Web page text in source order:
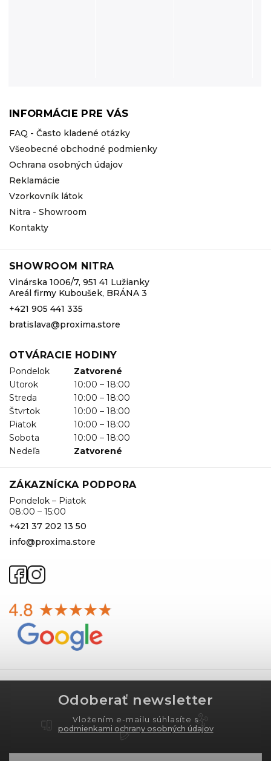
INFORMÁCIE PRE VÁS
FAQ - Často kladené otázky
Všeobecné obchodné podmienky
Ochrana osobných údajov
Reklamácie
Vzorkovník látok
Nitra - Showroom
Kontakty
SHOWROOM NITRA
Vinárska 1006/7, 951 41 Lužianky
Areál firmy Kuboušek, BRÁNA 3
+421 905 441 335
bratislava@proxima.store
OTVÁRACIE HODINY
Pondelok
Zatvorené
Utorok
10:00 – 18:00
Streda
10:00 – 18:00
Štvrtok
10:00 – 18:00
Piatok
10:00 – 18:00
Sobota
10:00 – 18:00
Nedeľa
Zatvorené
ZÁKAZNÍCKA PODPORA
Pondelok – Piatok
08:00 – 15:00
+421 37 202 13 50
info@proxima.store
Odoberať newsletter
Vložením e-mailu súhlasíte s
podmienkami ochrany osobných údajov